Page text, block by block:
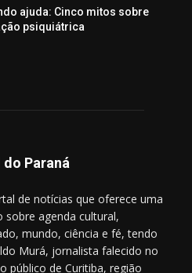
ajuda: Cinco mitos sobre
psiquiátrica
Paraná
de notícias que oferece uma
agenda cultural,
mundo, ciência e fé, tendo
Murá, jornalista falecido no
público de Curitiba, região